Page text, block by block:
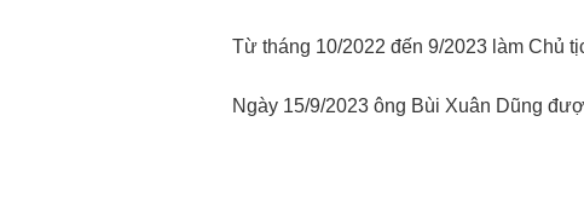
Từ tháng 10/2022 đến 9/2023 làm Chủ
Ngày 15/9/2023 ông Bùi Xuân Dũng